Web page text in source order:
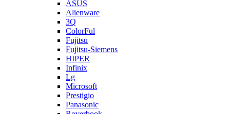
ASUS
Alienware
3Q
ColorFul
Fujitsu
Fujitsu-Siemens
HIPER
Infinix
Lg
Microsoft
Prestigio
Panasonic